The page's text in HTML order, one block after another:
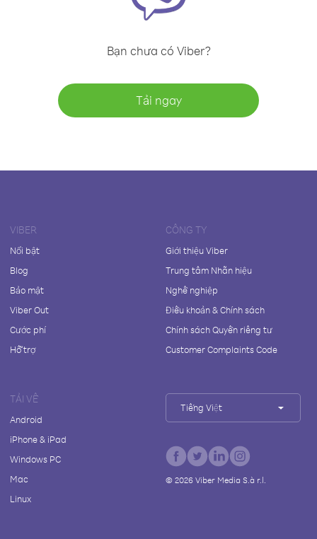
Bạn chưa có Viber?
Tải ngay
VIBER
Nổi bật
Blog
Bảo mật
Viber Out
Cước phí
Hỗ trợ
CÔNG TY
Giới thiệu Viber
Trung tâm Nhãn hiệu
Nghề nghiệp
Điều khoản & Chính sách
Chính sách Quyền riêng tư
Customer Complaints Code
TẢI VỀ
Android
iPhone & iPad
Windows PC
Mac
Linux
Tiếng Việt
© 2026Viber Media S.à r.l.